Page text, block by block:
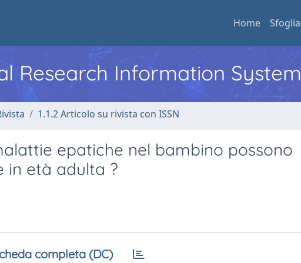
Home Sfoglia
Research Information System
1.1.2 Articolo su rivista con ISSN
epatiche nel bambino possono
in età adulta ?
completa (DC)